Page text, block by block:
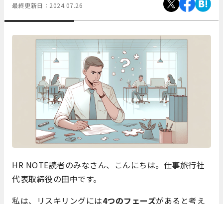
最終更新日： 2024.07.26
HR NOTE読者のみなさん、こんにちは。仕事旅行社
代表取締役の田中です。
私は、リスキリングには4つのフェーズがあると考え